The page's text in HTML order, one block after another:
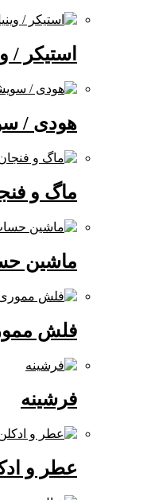
استیکر / وینیل
هودی / سویشرت
ماگ و فنجان
ماشین حساب
فلش مموری
عطر و ادکلن